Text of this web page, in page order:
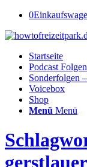
0
Startseite
Podcast
Sonderfolgen
Voicebox
Shop
Menü Menü
gerstlauer